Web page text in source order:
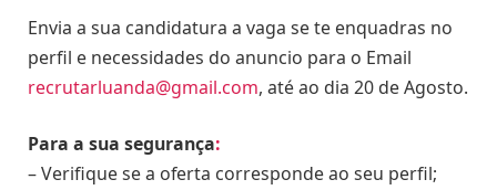
Envia a sua candidatura a vaga se te enquadras no
perfil e necessidades do anuncio para o Email
recrutarluanda@gmail.com, até ao dia 20 de Agosto.
Para a sua segurança:
– Verifique se a oferta corresponde ao seu perfil;